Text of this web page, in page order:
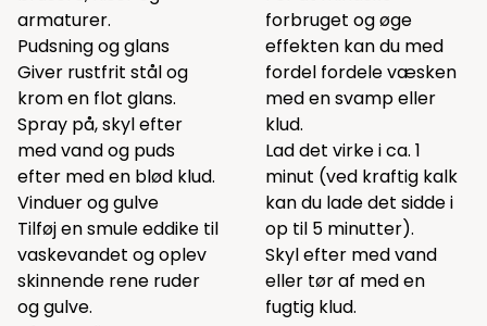
armaturer.
Pudsning og glans
Giver rustfrit stål og
krom en flot glans.
Spray på, skyl efter
med vand og puds
efter med en blød klud.
Vinduer og gulve
Tilføj en smule eddike til
vaskevandet og oplev
skinnende rene ruder
og gulve.
forbruget og øge
effekten kan du med
fordel fordele væsken
med en svamp eller
klud.
Lad det virke i ca. 1
minut (ved kraftig kalk
kan du lade det sidde i
op til 5 minutter).
Skyl efter med vand
eller tør af med en
fugtig klud.